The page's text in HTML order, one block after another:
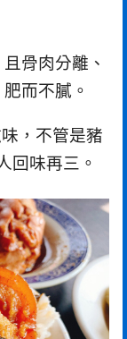
骨肉分離、
而不膩。
，不管是豬
回味再三。